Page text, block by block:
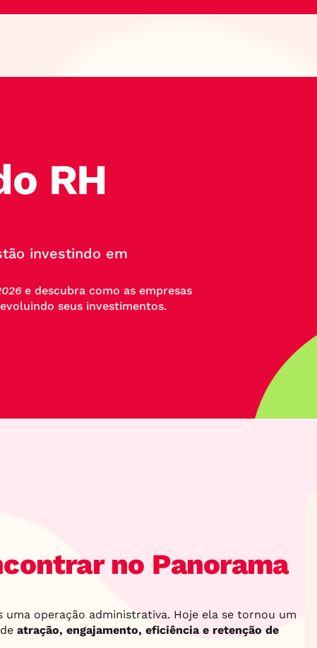
RH
investindo em
e descubra como as empresas
seus investimentos.
no Panorama
uma operação administrativa. Hoje ela se tornou um
atração, engajamento, eficiência e retenção de